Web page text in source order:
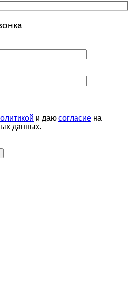
и даю согласие на
данных.